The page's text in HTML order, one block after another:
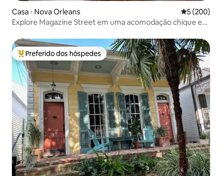
Casa ⋅ Nova Orleans 5 de uma
5 (200)
Explore Magazine Street em uma acomodação chique e
Entre os melhores preferidos dos hóspedes
Preferido dos hóspedes